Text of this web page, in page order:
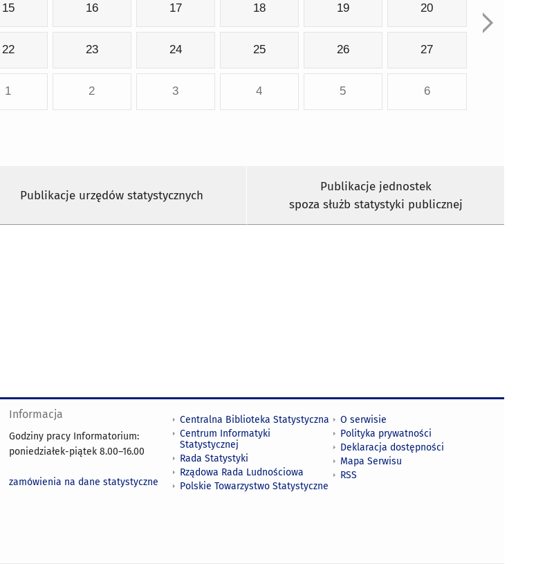
15 16 17 18 19 20
22 23 24 25 26 27
1 2 3 4 5 6
Publikacje urzędów statystycznych
Publikacje jednostek
spoza służb statystyki publicznej
Informacja
Godziny pracy Informatorium:
poniedziałek-piątek 8.00–16.00
zamówienia na dane statystyczne
Centralna Biblioteka Statystyczna
Centrum Informatyki
Statystycznej
Rada Statystyki
Rządowa Rada Ludnościowa
Polskie Towarzystwo Statystyczne
O serwisie
Polityka prywatności
Deklaracja dostępności
Mapa Serwisu
RSS